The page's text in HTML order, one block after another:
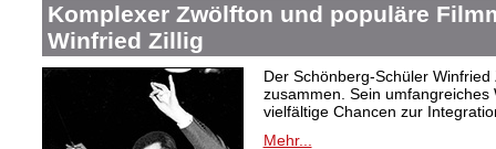
Komplexer Zwölfton und populäre
Winfried Zillig
Der Schönberg-Schüler
zusammen. Sein
vielfältige Chancen zur
Mehr...